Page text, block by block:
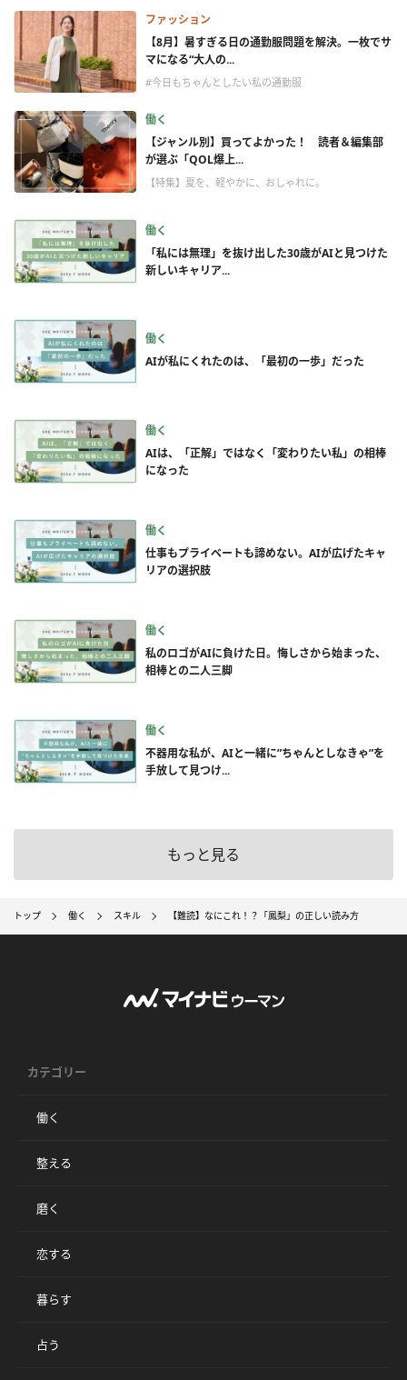
ファッション
【8月】暑すぎる日の通勤服問題を解決。一枚でサ
マになる“大人の...
#今日もちゃんとしたい私の通勤服
働く
【ジャンル別】買ってよかった！ 読者＆編集部
が選ぶ「QOL爆上...
【特集】夏を、軽やかに、おしゃれに。
働く
「私には無理」を抜け出した30歳がAIと見つけた
新しいキャリア...
働く
AIが私にくれたのは、「最初の一歩」だった
働く
AIは、「正解」ではなく「変わりたい私」の相棒
になった
働く
仕事もプライベートも諦めない。AIが広げたキャ
リアの選択肢
働く
私のロゴがAIに負けた日。悔しさから始まった、
相棒との二人三脚
働く
不器用な私が、AIと一緒に”ちゃんとしなきゃ”を
手放して見つけ...
もっと見る
トップ 働く スキル 【難読】なにこれ！？「鳳梨」の正しい読み方
カテゴリー
働く
整える
磨く
恋する
暮らす
占う